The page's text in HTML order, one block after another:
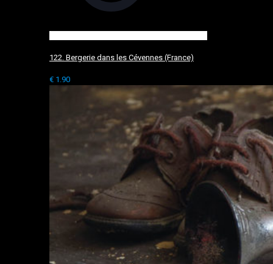
122. Bergerie dans les Cévennes (France)
€ 1.90